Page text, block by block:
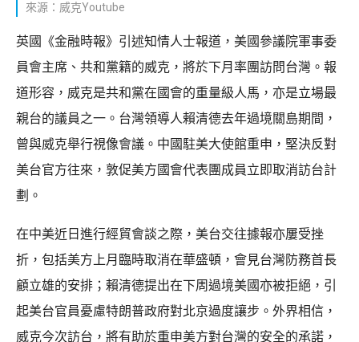
來源：威克Youtube
英國《金融時報》引述知情人士報道，美國參議院軍事委
員會主席、共和黨籍的威克，將於下月率團訪問台灣。報
道形容，威克是共和黨在國會的重量級人馬，亦是立場最
親台的議員之一。台灣領導人賴清德去年過境關島期間，
曾與威克舉行視像會議。中國駐美大使館重申，堅決反對
美台官方往來，敦促美方國會代表團成員立即取消訪台計
劃。
在中美近日進行經貿會談之際，美台交往據報亦屢受挫
折，包括美方上月臨時取消在華盛頓，會見台灣防務首長
顧立雄的安排；賴清德提出在下周過境美國亦被拒絕，引
起美台官員憂慮特朗普政府對北京過度讓步。外界相信，
威克今次訪台，將有助於重申美方對台灣的安全的承諾，